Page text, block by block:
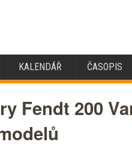
KALENDÁŘ ČASOPIS
Fendt 200